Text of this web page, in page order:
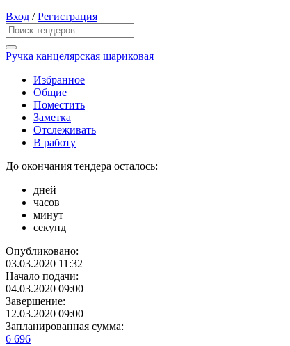
Вход /Регистрация
Ручка канцелярская шариковая
Избранное
Общие
Поместить
Заметка
Отслеживать
В работу
До окончания тендера осталось:
дней
часов
минут
секунд
Опубликовано:
03.03.2020 11:32
Начало подачи:
04.03.2020 09:00
Завершение:
12.03.2020 09:00
Запланированная сумма:
6 696